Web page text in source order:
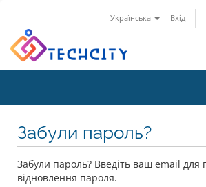
Українська Вхід
Забули пароль?
Забули пароль? Введіть ваш email для
відновлення пароля.